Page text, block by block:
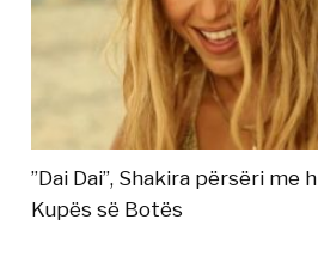
”Dai Dai”, Shakira përsëri me
Kupës së Botës